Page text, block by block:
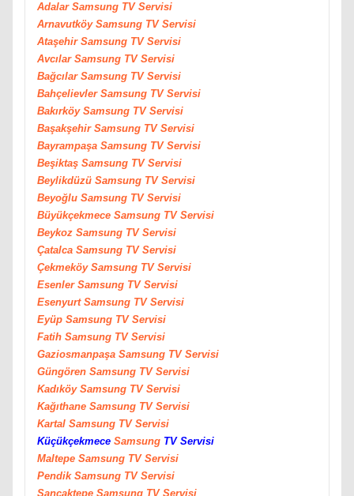
Adalar Samsung TV Servisi
Arnavutköy Samsung TV Servisi
Ataşehir Samsung TV Servisi
Avcılar Samsung TV Servisi
Bağcılar Samsung TV Servisi
Bahçelievler Samsung TV Servisi
Bakırköy Samsung TV Servisi
Başakşehir Samsung TV Servisi
Bayrampaşa Samsung TV Servisi
Beşiktaş Samsung TV Servisi
Beylikdüzü Samsung TV Servisi
Beyoğlu Samsung TV Servisi
Büyükçekmece Samsung TV Servisi
Beykoz Samsung TV Servisi
Çatalca Samsung TV Servisi
Çekmeköy Samsung TV Servisi
Esenler Samsung TV Servisi
Esenyurt Samsung TV Servisi
Eyüp Samsung TV Servisi
Fatih Samsung TV Servisi
Gaziosmanpaşa Samsung TV Servisi
Güngören Samsung TV Servisi
Kadıköy Samsung TV Servisi
Kağıthane Samsung TV Servisi
Kartal Samsung TV Servisi
Küçükçekmece Samsung TV Servisi
Maltepe Samsung TV Servisi
Pendik Samsung TV Servisi
Sancaktepe Samsung TV Servisi